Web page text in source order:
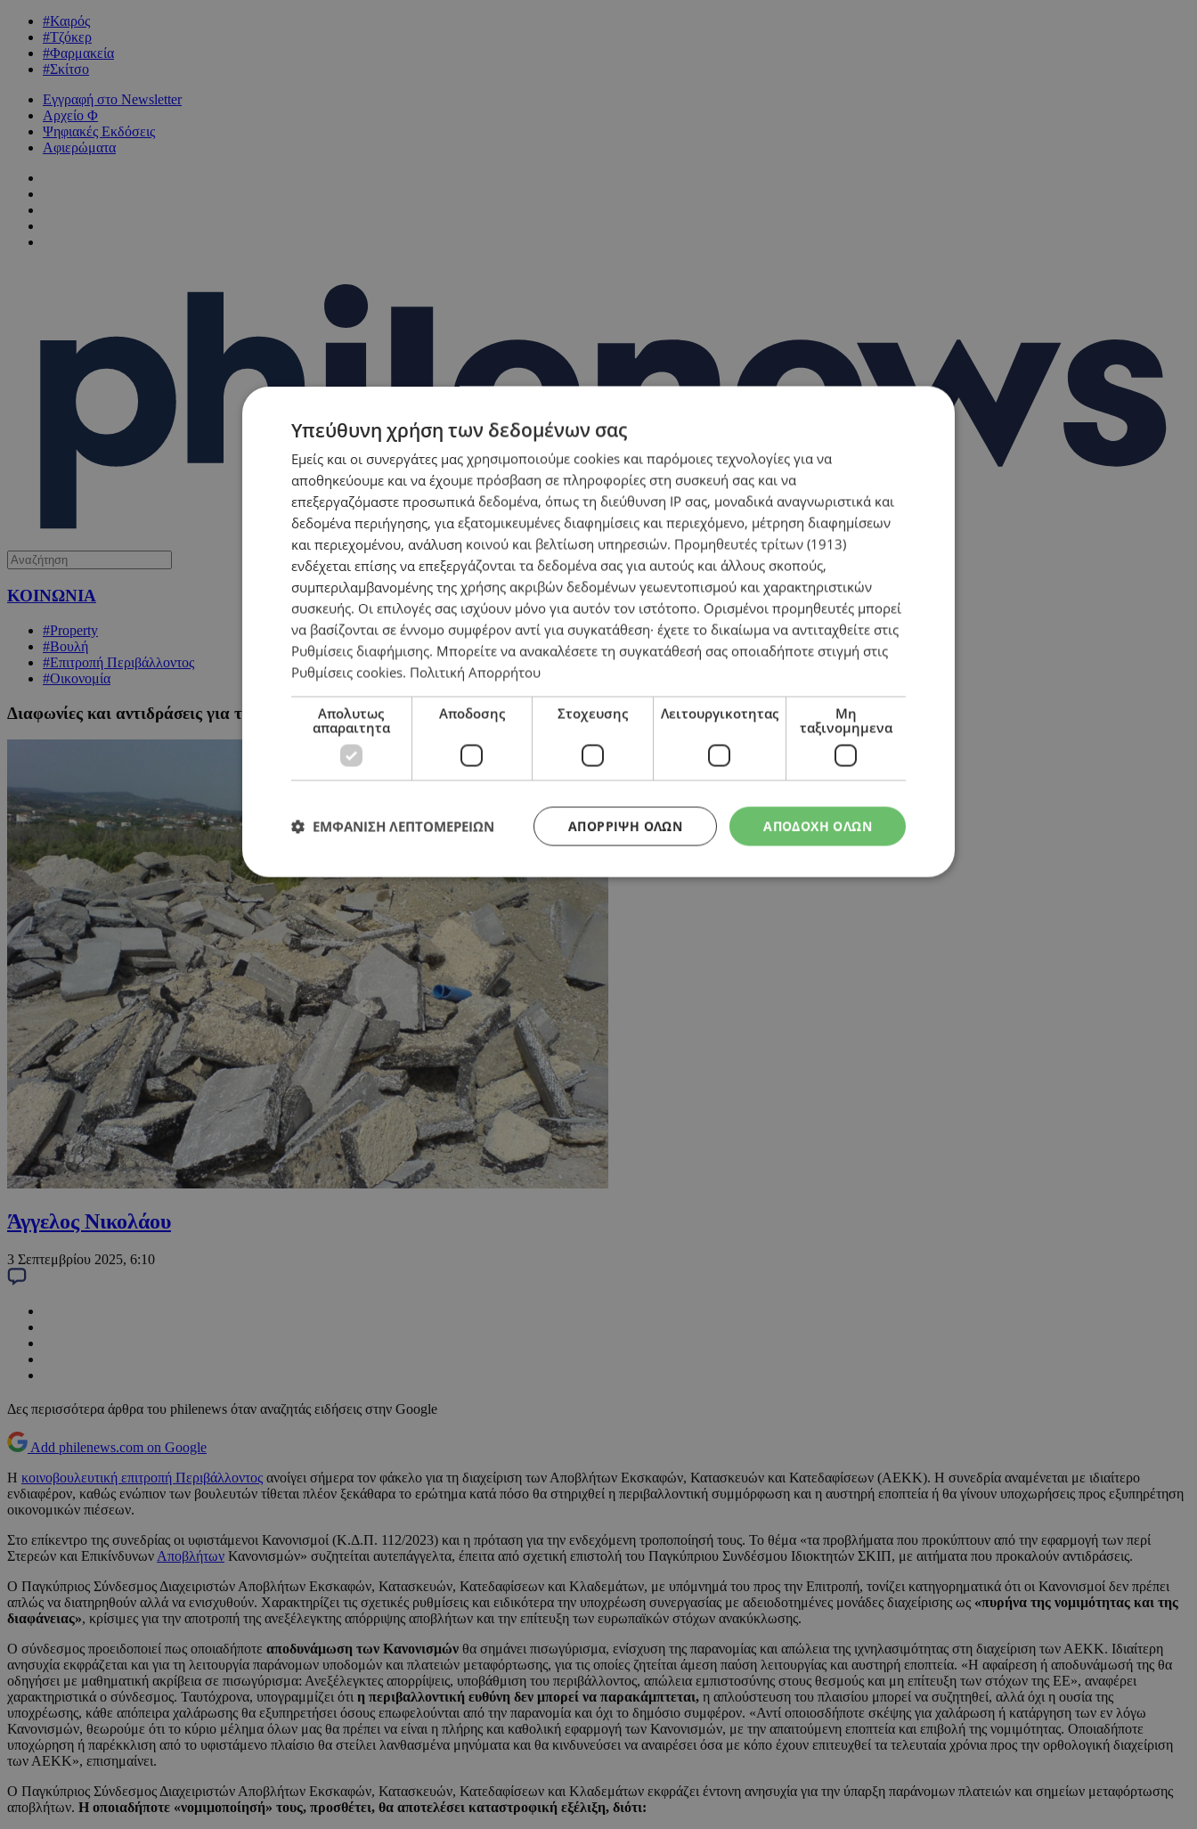
#Καιρός
#Τζόκερ
#Φαρμακεία
#Σκίτσο
Εγγραφή στο Newsletter
Αρχείο Φ
Ψηφιακές Εκδόσεις
Αφιερώματα
ΚΟΙΝΩΝΙΑ
#Property
#Βουλή
#Επιτροπή Περιβάλλοντος
#Οικονομία
Διαφωνίες και αντιδράσεις για τη διαχείριση των μπάζων – Στη Βουλή σήμερα το θέμα
Άγγελος Νικολάου
3 Σεπτεμβρίου 2025, 6:10
Δες περισσότερα άρθρα του philenews όταν αναζητάς ειδήσεις στην Google
Add philenews.com on Google
Η κοινοβουλευτική επιτροπή Περιβάλλοντος ανοίγει σήμερα τον φάκελο για τη διαχείριση των Αποβλήτων Εκσκαφών, Κατασκευών και Κατεδαφίσεων (ΑΕΚΚ). Η συνεδρία αναμένεται με ιδιαίτερο
ενδιαφέρον, καθώς ενώπιον των βουλευτών τίθεται πλέον ξεκάθαρα το ερώτημα κατά πόσο θα στηριχθεί η περιβαλλοντική συμμόρφωση και η αυστηρή εποπτεία ή θα γίνουν υποχωρήσεις προς εξυπηρέτηση
οικονομικών πιέσεων.
Στο επίκεντρο της συνεδρίας οι υφιστάμενοι Κανονισμοί (Κ.Δ.Π. 112/2023) και η πρόταση για την ενδεχόμενη τροποποίησή τους. Το θέμα «τα προβλήματα που προκύπτουν από την εφαρμογή των περί
Στερεών και Επικίνδυνων Αποβλήτων Κανονισμών» συζητείται αυτεπάγγελτα, έπειτα από σχετική επιστολή του Παγκύπριου Συνδέσμου Ιδιοκτητών ΣΚΙΠ, με αιτήματα που προκαλούν αντιδράσεις.
Ο Παγκύπριος Σύνδεσμος Διαχειριστών Αποβλήτων Εκσκαφών, Κατασκευών, Κατεδαφίσεων και Κλαδεμάτων, με υπόμνημά του προς την Επιτροπή, τονίζει κατηγορηματικά ότι οι Κανονισμοί δεν πρέπει
απλώς να διατηρηθούν αλλά να ενισχυθούν. Χαρακτηρίζει τις σχετικές ρυθμίσεις και ειδικότερα την υποχρέωση συνεργασίας με αδειοδοτημένες μονάδες διαχείρισης ως «πυρήνα της νομιμότητας και της
διαφάνειας», κρίσιμες για την αποτροπή της ανεξέλεγκτης απόρριψης αποβλήτων και την επίτευξη των ευρωπαϊκών στόχων ανακύκλωσης.
Ο σύνδεσμος προειδοποιεί πως οποιαδήποτε αποδυνάμωση των Κανονισμών θα σημάνει πισωγύρισμα, ενίσχυση της παρανομίας και απώλεια της ιχνηλασιμότητας στη διαχείριση των ΑΕΚΚ. Ιδιαίτερη
ανησυχία εκφράζεται και για τη λειτουργία παράνομων υποδομών και πλατειών μεταφόρτωσης, για τις οποίες ζητείται άμεση παύση λειτουργίας και αυστηρή εποπτεία. «Η αφαίρεση ή αποδυνάμωσή της θα
οδηγήσει με μαθηματική ακρίβεια σε πισωγύρισμα: Ανεξέλεγκτες απορρίψεις, υποβάθμιση του περιβάλλοντος, απώλεια εμπιστοσύνης στους θεσμούς και μη επίτευξη των στόχων της ΕΕ», αναφέρει
χαρακτηριστικά ο σύνδεσμος. Ταυτόχρονα, υπογραμμίζει ότι η περιβαλλοντική ευθύνη δεν μπορεί να παρακάμπτεται, η απλούστευση του πλαισίου μπορεί να συζητηθεί, αλλά όχι η ουσία της
υποχρέωσης, κάθε απόπειρα χαλάρωσης θα εξυπηρετήσει όσους επωφελούνται από την παρανομία και όχι το δημόσιο συμφέρον. «Αντί οποιοσδήποτε σκέψης για χαλάρωση ή κατάργηση των εν λόγω
Κανονισμών, θεωρούμε ότι το κύριο μέλημα όλων μας θα πρέπει να είναι η πλήρης και καθολική εφαρμογή των Κανονισμών, με την απαιτούμενη εποπτεία και επιβολή της νομιμότητας. Οποιαδήποτε
υποχώρηση ή παρέκκλιση από το υφιστάμενο πλαίσιο θα στείλει λανθασμένα μηνύματα και θα κινδυνεύσει να αναιρέσει όσα με κόπο έχουν επιτευχθεί τα τελευταία χρόνια προς την ορθολογική διαχείριση
των ΑΕΚΚ», επισημαίνει.
Ο Παγκύπριος Σύνδεσμος Διαχειριστών Αποβλήτων Εκσκαφών, Κατασκευών, Κατεδαφίσεων και Κλαδεμάτων εκφράζει έντονη ανησυχία για την ύπαρξη παράνομων πλατειών και σημείων μεταφόρτωσης
αποβλήτων. Η οποιαδήποτε «νομιμοποίησή» τους, προσθέτει, θα αποτελέσει καταστροφική εξέλιξη, διότι:
Υπεύθυνη χρήση των δεδομένων σας
Εμείς και οι συνεργάτες μας χρησιμοποιούμε cookies και παρόμοιες τεχνολογίες για να
αποθηκεύουμε και να έχουμε πρόσβαση σε πληροφορίες στη συσκευή σας και να
επεξεργαζόμαστε προσωπικά δεδομένα, όπως τη διεύθυνση IP σας, μοναδικά αναγνωριστικά και
δεδομένα περιήγησης, για εξατομικευμένες διαφημίσεις και περιεχόμενο, μέτρηση διαφημίσεων
και περιεχομένου, ανάλυση κοινού και βελτίωση υπηρεσιών. Προμηθευτές τρίτων (1913)
ενδέχεται επίσης να επεξεργάζονται τα δεδομένα σας για αυτούς και άλλους σκοπούς,
συμπεριλαμβανομένης της χρήσης ακριβών δεδομένων γεωεντοπισμού και χαρακτηριστικών
συσκευής. Οι επιλογές σας ισχύουν μόνο για αυτόν τον ιστότοπο. Ορισμένοι προμηθευτές μπορεί
να βασίζονται σε έννομο συμφέρον αντί για συγκατάθεση· έχετε το δικαίωμα να αντιταχθείτε στις
Ρυθμίσεις διαφήμισης. Μπορείτε να ανακαλέσετε τη συγκατάθεσή σας οποιαδήποτε στιγμή στις
Ρυθμίσεις cookies. Πολιτική Απορρήτου
Απολυτως
απαραιτητα
Αποδοσης Στοχευσης Λειτουργικοτητας
Μη
ταξινομημενα
ΑΠΟΔΟΧΗ ΟΛΩΝ
ΑΠΌΡΡΙΨΗ ΌΛΩΝ
ΕΜΦΑΝΙΣΗ ΛΕΠΤΟΜΕΡΕΙΩΝ